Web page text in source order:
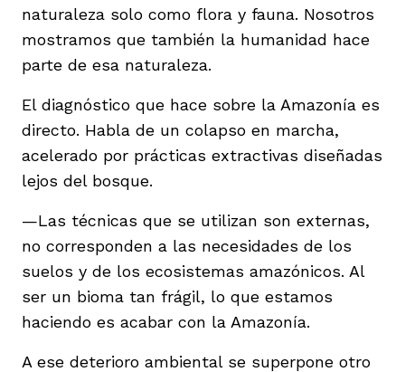
naturaleza solo como flora y fauna. Nosotros
mostramos que también la humanidad hace
parte de esa naturaleza.
El diagnóstico que hace sobre la Amazonía es
directo. Habla de un colapso en marcha,
acelerado por prácticas extractivas diseñadas
lejos del bosque.
—Las técnicas que se utilizan son externas,
no corresponden a las necesidades de los
suelos y de los ecosistemas amazónicos. Al
ser un bioma tan frágil, lo que estamos
haciendo es acabar con la Amazonía.
A ese deterioro ambiental se superpone otro